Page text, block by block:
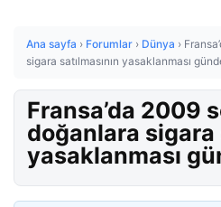
Ana sayfa › Forumlar › Dünya ›
sigara satılmasının yasaklanması
Fransa’da 2009
doğanlara sigara
yasaklanması